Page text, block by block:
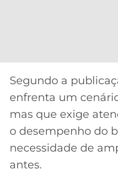
Segundo a
enfrenta um
mas que exige
o desempenho do
necessidade de
antes.